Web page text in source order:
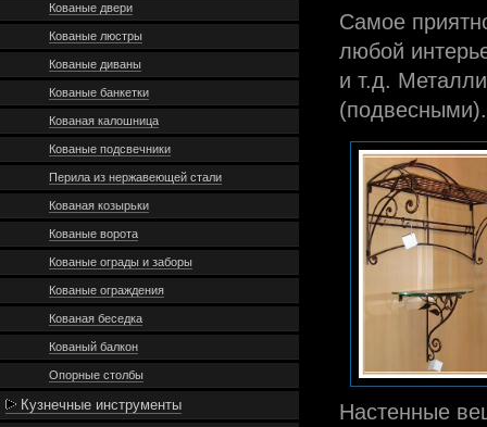
Кованые двери
Кованые люстры
Кованые диваны
Кованые банкетки
Кованая калошница
Кованые подсвечники
Перила из нержавеющей стали
Кованая козырьки
Кованые ворота
Кованые ограды и заборы
Кованые ограждения
Кованая беседка
Кованый балкон
Опорные столбы
Кузнечные инструменты
Самое
любой
и т.д.
(подвесными).
Настенные